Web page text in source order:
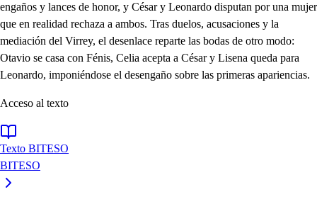
engaños y lances de honor, y César y Leonardo disputan por una mujer
que en realidad rechaza a ambos. Tras duelos, acusaciones y la
mediación del Virrey, el desenlace reparte las bodas de otro modo:
Otavio se casa con Fénis, Celia acepta a César y Lisena queda para
Leonardo, imponiéndose el desengaño sobre las primeras apariencias.
Acceso al texto
Texto BITESO
BITESO